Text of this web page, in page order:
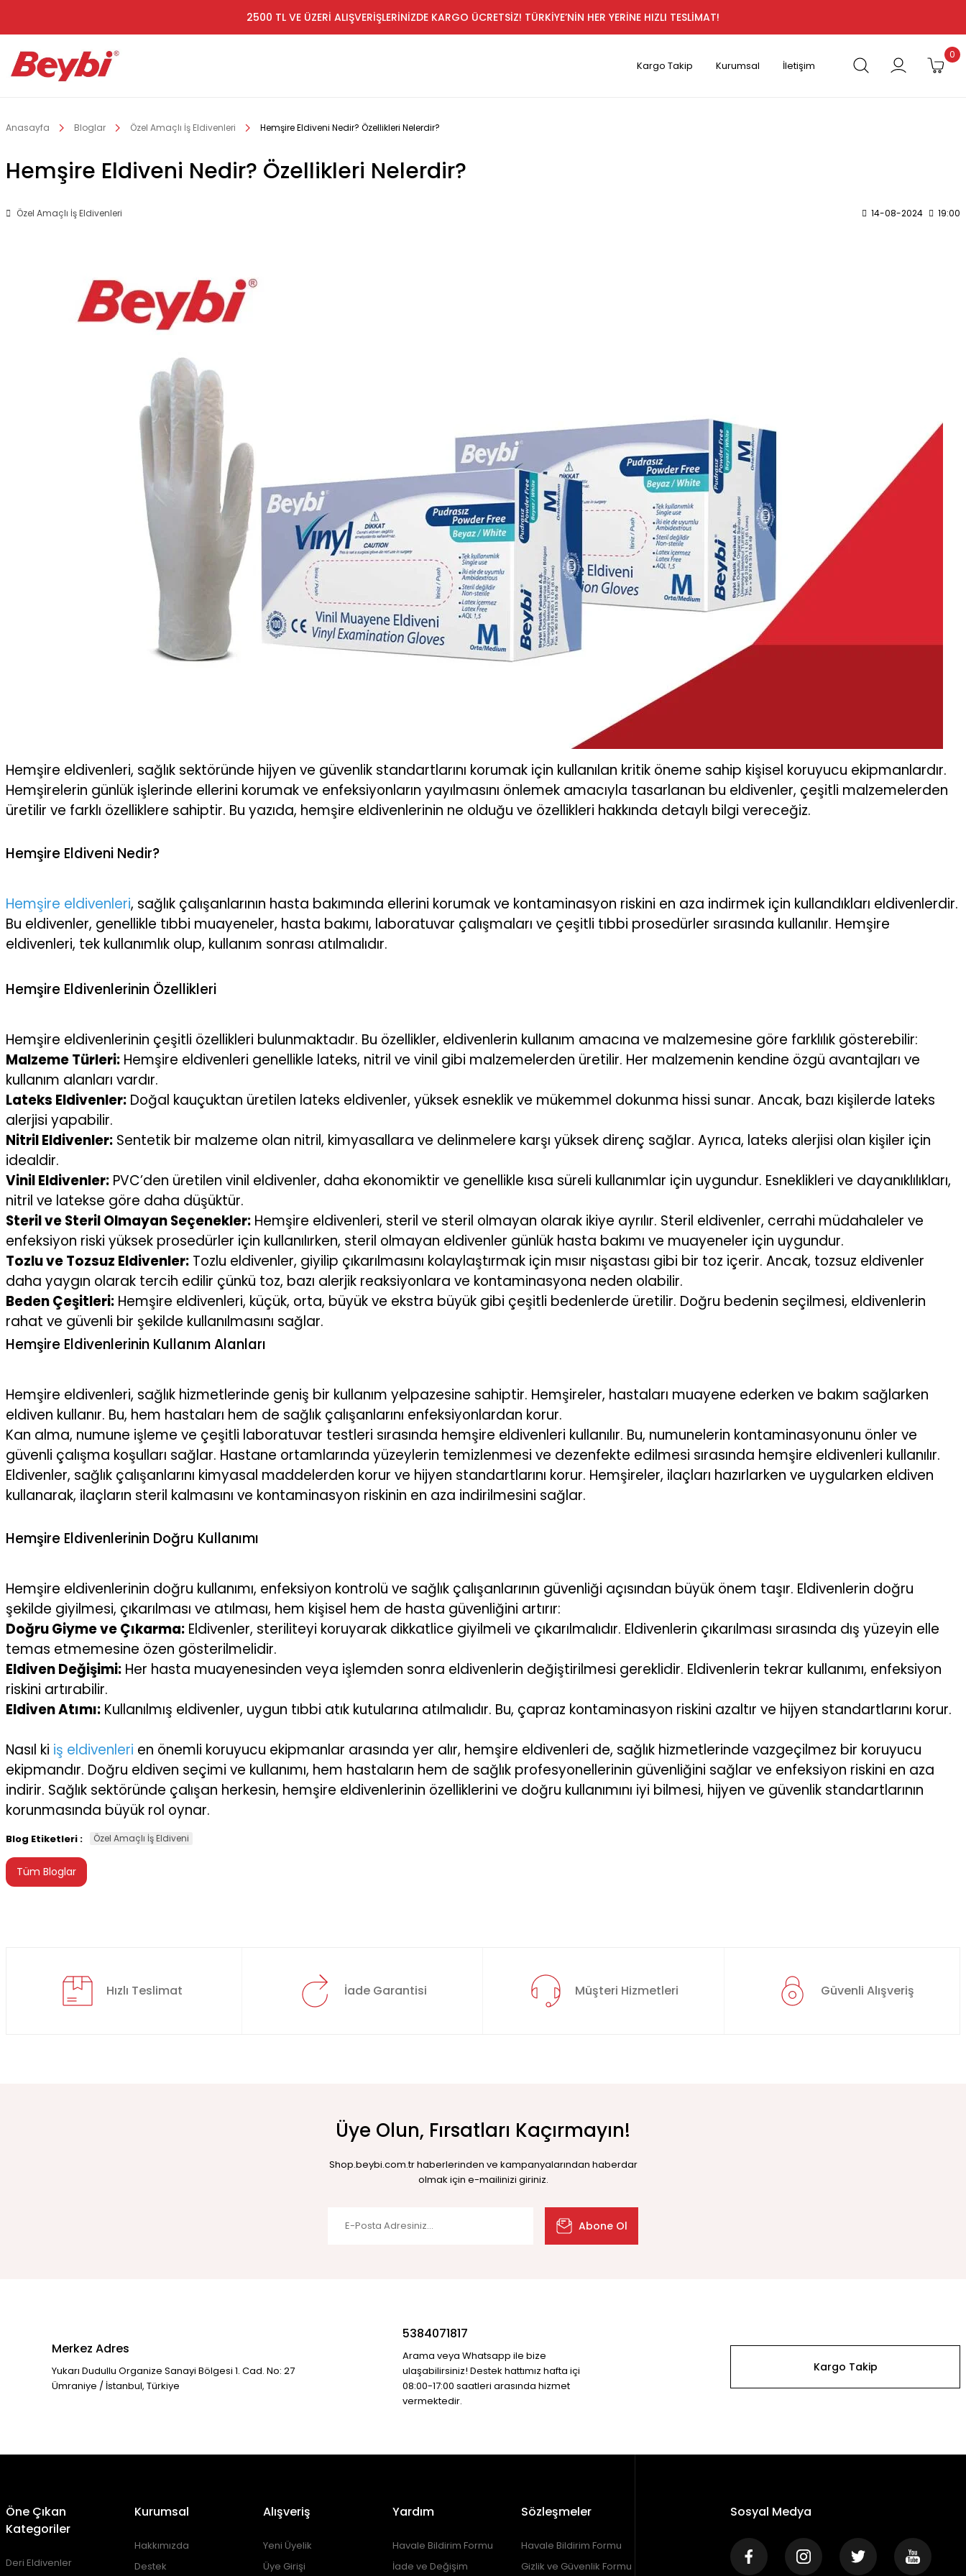
2500 TL VE ÜZERİ ALIŞVERİŞLERİNİZDE KARGO ÜCRETSİZ! TÜRKİYE’NİN HER YERİNE HIZLI TESLİMAT!
Kargo Takip Kurumsal İletişim
0
Anasayfa Bloglar Özel Amaçlı İş Eldivenleri Hemşire Eldiveni Nedir? Özellikleri Nelerdir?
Hemşire Eldiveni Nedir? Özellikleri Nelerdir?
Özel Amaçlı İş Eldivenleri 14-08-2024 19:00
Hemşire eldivenleri, sağlık sektöründe hijyen ve güvenlik standartlarını korumak için kullanılan kritik öneme sahip kişisel koruyucu ekipmanlardır.
Hemşirelerin günlük işlerinde ellerini korumak ve enfeksiyonların yayılmasını önlemek amacıyla tasarlanan bu eldivenler, çeşitli malzemelerden
üretilir ve farklı özelliklere sahiptir. Bu yazıda, hemşire eldivenlerinin ne olduğu ve özellikleri hakkında detaylı bilgi vereceğiz.
Hemşire Eldiveni Nedir?
Hemşire eldivenleri, sağlık çalışanlarının hasta bakımında ellerini korumak ve kontaminasyon riskini en aza indirmek için kullandıkları eldivenlerdir.
Bu eldivenler, genellikle tıbbi muayeneler, hasta bakımı, laboratuvar çalışmaları ve çeşitli tıbbi prosedürler sırasında kullanılır. Hemşire
eldivenleri, tek kullanımlık olup, kullanım sonrası atılmalıdır.
Hemşire Eldivenlerinin Özellikleri
Hemşire eldivenlerinin çeşitli özellikleri bulunmaktadır. Bu özellikler, eldivenlerin kullanım amacına ve malzemesine göre farklılık gösterebilir:
Malzeme Türleri: Hemşire eldivenleri genellikle lateks, nitril ve vinil gibi malzemelerden üretilir. Her malzemenin kendine özgü avantajları ve
kullanım alanları vardır.
Lateks Eldivenler: Doğal kauçuktan üretilen lateks eldivenler, yüksek esneklik ve mükemmel dokunma hissi sunar. Ancak, bazı kişilerde lateks
alerjisi yapabilir.
Nitril Eldivenler: Sentetik bir malzeme olan nitril, kimyasallara ve delinmelere karşı yüksek direnç sağlar. Ayrıca, lateks alerjisi olan kişiler için
idealdir.
Vinil Eldivenler: PVC’den üretilen vinil eldivenler, daha ekonomiktir ve genellikle kısa süreli kullanımlar için uygundur. Esneklikleri ve dayanıklılıkları,
nitril ve latekse göre daha düşüktür.
Steril ve Steril Olmayan Seçenekler: Hemşire eldivenleri, steril ve steril olmayan olarak ikiye ayrılır. Steril eldivenler, cerrahi müdahaleler ve
enfeksiyon riski yüksek prosedürler için kullanılırken, steril olmayan eldivenler günlük hasta bakımı ve muayeneler için uygundur.
Tozlu ve Tozsuz Eldivenler: Tozlu eldivenler, giyilip çıkarılmasını kolaylaştırmak için mısır nişastası gibi bir toz içerir. Ancak, tozsuz eldivenler
daha yaygın olarak tercih edilir çünkü toz, bazı alerjik reaksiyonlara ve kontaminasyona neden olabilir.
Beden Çeşitleri: Hemşire eldivenleri, küçük, orta, büyük ve ekstra büyük gibi çeşitli bedenlerde üretilir. Doğru bedenin seçilmesi, eldivenlerin
rahat ve güvenli bir şekilde kullanılmasını sağlar.
Hemşire Eldivenlerinin Kullanım Alanları
Hemşire eldivenleri, sağlık hizmetlerinde geniş bir kullanım yelpazesine sahiptir. Hemşireler, hastaları muayene ederken ve bakım sağlarken
eldiven kullanır. Bu, hem hastaları hem de sağlık çalışanlarını enfeksiyonlardan korur.
Kan alma, numune işleme ve çeşitli laboratuvar testleri sırasında hemşire eldivenleri kullanılır. Bu, numunelerin kontaminasyonunu önler ve
güvenli çalışma koşulları sağlar. Hastane ortamlarında yüzeylerin temizlenmesi ve dezenfekte edilmesi sırasında hemşire eldivenleri kullanılır.
Eldivenler, sağlık çalışanlarını kimyasal maddelerden korur ve hijyen standartlarını korur. Hemşireler, ilaçları hazırlarken ve uygularken eldiven
kullanarak, ilaçların steril kalmasını ve kontaminasyon riskinin en aza indirilmesini sağlar.
Hemşire Eldivenlerinin Doğru Kullanımı
Hemşire eldivenlerinin doğru kullanımı, enfeksiyon kontrolü ve sağlık çalışanlarının güvenliği açısından büyük önem taşır. Eldivenlerin doğru
şekilde giyilmesi, çıkarılması ve atılması, hem kişisel hem de hasta güvenliğini artırır:
Doğru Giyme ve Çıkarma: Eldivenler, steriliteyi koruyarak dikkatlice giyilmeli ve çıkarılmalıdır. Eldivenlerin çıkarılması sırasında dış yüzeyin elle
temas etmemesine özen gösterilmelidir.
Eldiven Değişimi: Her hasta muayenesinden veya işlemden sonra eldivenlerin değiştirilmesi gereklidir. Eldivenlerin tekrar kullanımı, enfeksiyon
riskini artırabilir.
Eldiven Atımı: Kullanılmış eldivenler, uygun tıbbi atık kutularına atılmalıdır. Bu, çapraz kontaminasyon riskini azaltır ve hijyen standartlarını korur.
Nasıl ki iş eldivenleri en önemli koruyucu ekipmanlar arasında yer alır, hemşire eldivenleri de, sağlık hizmetlerinde vazgeçilmez bir koruyucu
ekipmandır. Doğru eldiven seçimi ve kullanımı, hem hastaların hem de sağlık profesyonellerinin güvenliğini sağlar ve enfeksiyon riskini en aza
indirir. Sağlık sektöründe çalışan herkesin, hemşire eldivenlerinin özelliklerini ve doğru kullanımını iyi bilmesi, hijyen ve güvenlik standartlarının
korunmasında büyük rol oynar.
Blog Etiketleri : Özel Amaçlı İş Eldiveni
Tüm Bloglar
Hızlı Teslimat İade Garantisi Müşteri Hizmetleri Güvenli Alışveriş
Üye Olun, Fırsatları Kaçırmayın!
Shop.beybi.com.tr haberlerinden ve kampanyalarından haberdar
olmak için e-mailinizi giriniz.
Abone Ol
Merkez Adres
Yukarı Dudullu Organize Sanayi Bölgesi 1. Cad. No: 27
Ümraniye / İstanbul, Türkiye
5384071817
Arama veya Whatsapp ile bize
ulaşabilirsiniz! Destek hattımız hafta içi
08:00-17:00 saatleri arasında hizmet
vermektedir.
Kargo Takip
Öne Çıkan
Kategoriler
Deri Eldivenler
Kurumsal
Hakkımızda
Destek
Alışveriş
Yeni Üyelik
Üye Girişi
Yardım
Havale Bildirim Formu
İade ve Değişim
Sözleşmeler
Havale Bildirim Formu
Gizlik ve Güvenlik Formu
Sosyal Medya